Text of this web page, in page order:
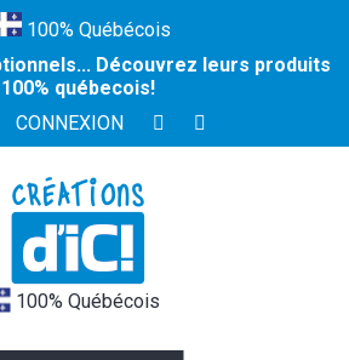
100% Québécois
Découvrez leurs produits
100% québecois!
CONNEXION
100% Québécois